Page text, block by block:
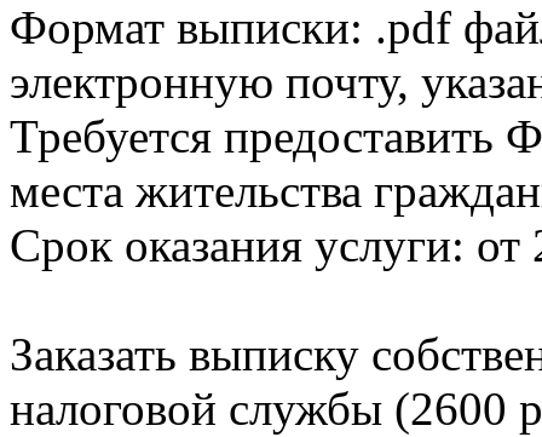
Формат выписки: .pdf
электронную почту,
Требуется
места жительства
Срок оказания услуги: от
Заказать выписку
налоговой службы (2600